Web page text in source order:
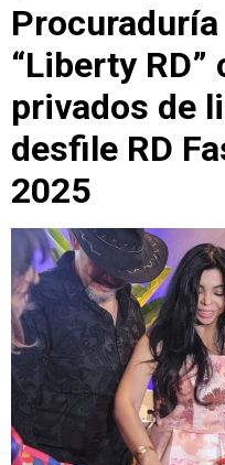
“Liberty
privados de
desfile RD
2025